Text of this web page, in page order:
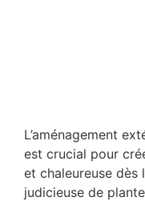
L’aménagement
est crucial pour
et chaleureuse dès
judicieuse de